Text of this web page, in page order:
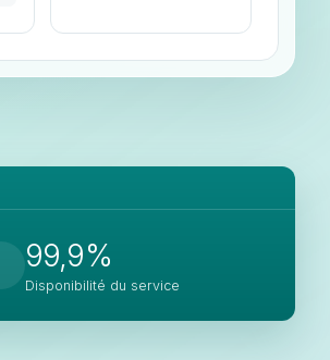
99,9%
Disponibilité du service